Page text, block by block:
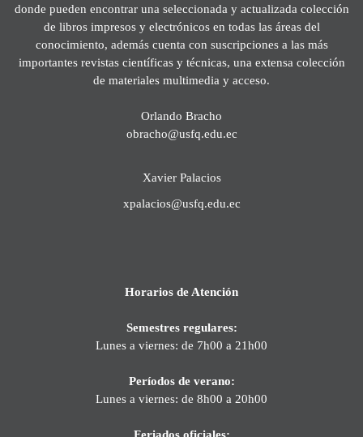
donde pueden encontrar una seleccionada y actualizada colección
de libros impresos y electrónicos en todas las áreas del
conocimiento, además cuenta con suscripciones a las más
importantes revistas científicas y técnicas, una extensa colección
de materiales multimedia y acceso.
Orlando Bracho
obracho@usfq.edu.ec
Xavier Palacios
xpalacios@usfq.edu.ec
Horarios de Atención
Semestres regulares:
Lunes a viernes: de 7h00 a 21h00
Períodos de verano:
Lunes a viernes: de 8h00 a 20h00
Feriados oficiales: